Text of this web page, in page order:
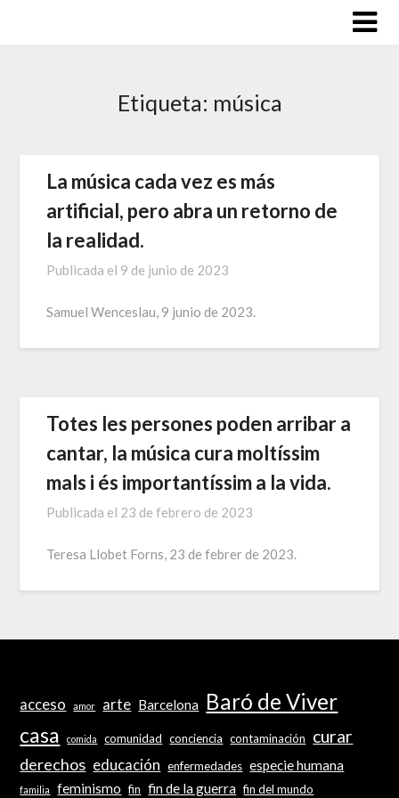
Etiqueta: música
La música cada vez es más
artificial, pero abra un retorno de
la realidad.
Publicada el 9 de junio de 2023
Samuel Wenceslau, 9 junio de 2023.
Totes les persones poden arribar a
cantar, la música cura moltíssim
mals i és importantíssim a la vida.
Publicada el 23 de febrero de 2023
Teresa Llobet Forns, 23 de febrer de 2023.
acceso amor arte Barcelona Baró de Viver
casa comida comunidad conciencia contaminación curar
derechos educación enfermedades especie humana
familia feminismo fin fin de la guerra fin del mundo